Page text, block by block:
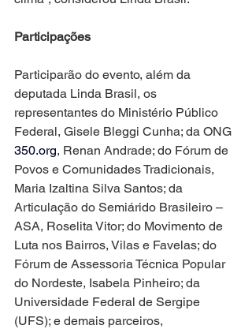
Participações
Participarão do evento, além da
deputada Linda Brasil, os
representantes do Ministério Público
Federal, Gisele Bleggi Cunha; da ONG
350.org, Renan Andrade; do Fórum de
Povos e Comunidades Tradicionais,
Maria Izaltina Silva Santos; da
Articulação do Semiárido Brasileiro –
ASA, Roselita Vitor; do Movimento de
Luta nos Bairros, Vilas e Favelas; do
Fórum de Assessoria Técnica Popular
do Nordeste, Isabela Pinheiro; da
Universidade Federal de Sergipe
(UFS); e demais parceiros,